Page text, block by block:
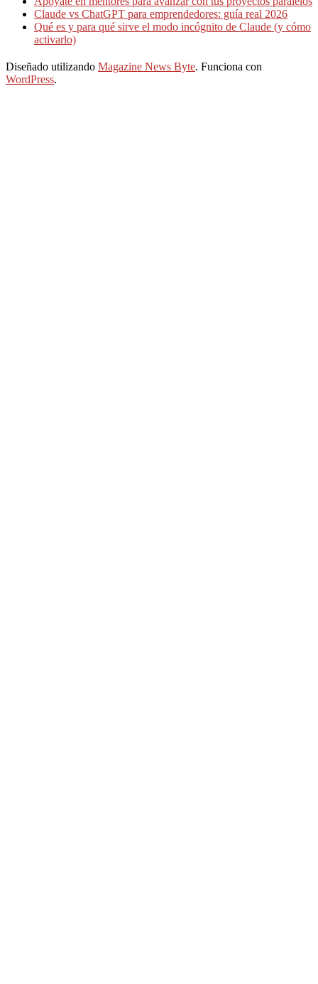
Claude vs ChatGPT para emprendedores: guía real 2026
Qué es y para qué sirve el modo incógnito de Claude (y cómo
activarlo)
Diseñado utilizando Magazine News Byte. Funciona con
WordPress.